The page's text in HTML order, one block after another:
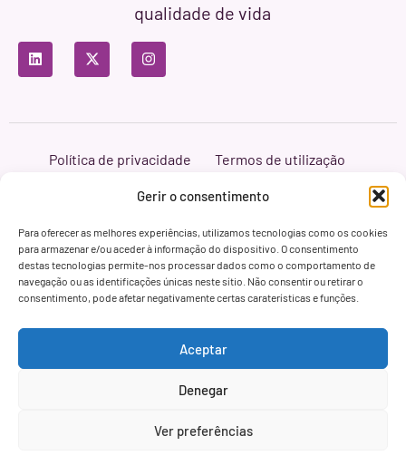
Gerir o consentimento
Para oferecer as melhores experiências, utilizamos tecnologias como os cookies
para armazenar e/ou aceder à informação do dispositivo. O consentimento
destas tecnologias permite-nos processar dados como o comportamento de
navegação ou as identificações únicas neste sítio. Não consentir ou retirar o
consentimento, pode afetar negativamente certas caraterísticas e funções.
Aceptar
Denegar
Ver preferências
qualidade de vida
Política de privacidade
Termos de utilização
Branding & Web ASH Proyectos Creativos